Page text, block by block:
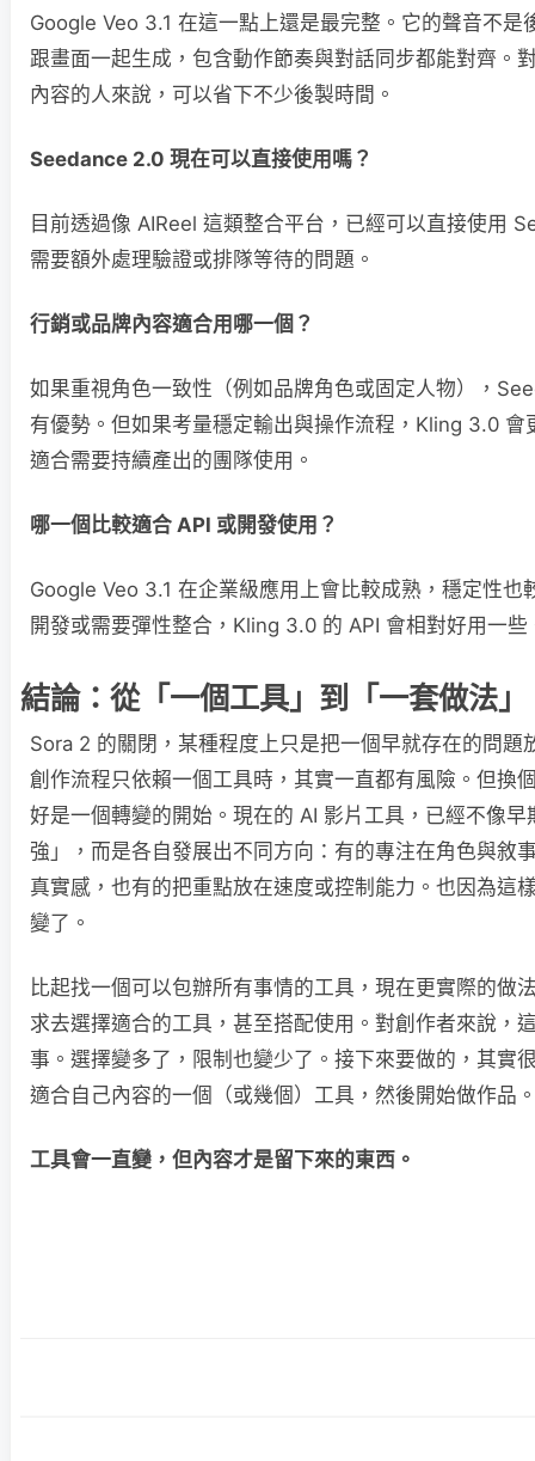
Google Veo 3.1 在這一點上還是最完整。它的聲音不是
跟畫面一起生成，包含動作節奏與對話同步都能對齊。
內容的人來說，可以省下不少後製時間。
Seedance 2.0 現在可以直接使用嗎？
目前透過像 AIReel 這類整合平台，已經可以直接使用
需要額外處理驗證或排隊等待的問題。
行銷或品牌內容適合用哪一個？
如果重視角色一致性（例如品牌角色或固定人物），
有優勢。但如果考量穩定輸出與操作流程，Kling 3.0 會
適合需要持續產出的團隊使用。
哪一個比較適合 API 或開發使用？
Google Veo 3.1 在企業級應用上會比較成熟，穩定性也
開發或需要彈性整合，Kling 3.0 的 API 會相對好用一些
結論：從「一個工具」到「一套做法」
Sora 2 的關閉，某種程度上只是把一個早就存在的問
創作流程只依賴一個工具時，其實一直都有風險。但換
好是一個轉變的開始。現在的 AI 影片工具，已經不像早
強」，而是各自發展出不同方向：有的專注在角色與敘
真實感，也有的把重點放在速度或控制能力。也因為這
變了。
比起找一個可以包辦所有事情的工具，現在更實際的做
求去選擇適合的工具，甚至搭配使用。對創作者來說，
事。選擇變多了，限制也變少了。接下來要做的，其
適合自己內容的一個（或幾個）工具，然後開始做作品
工具會一直變，但內容才是留下來的東西。